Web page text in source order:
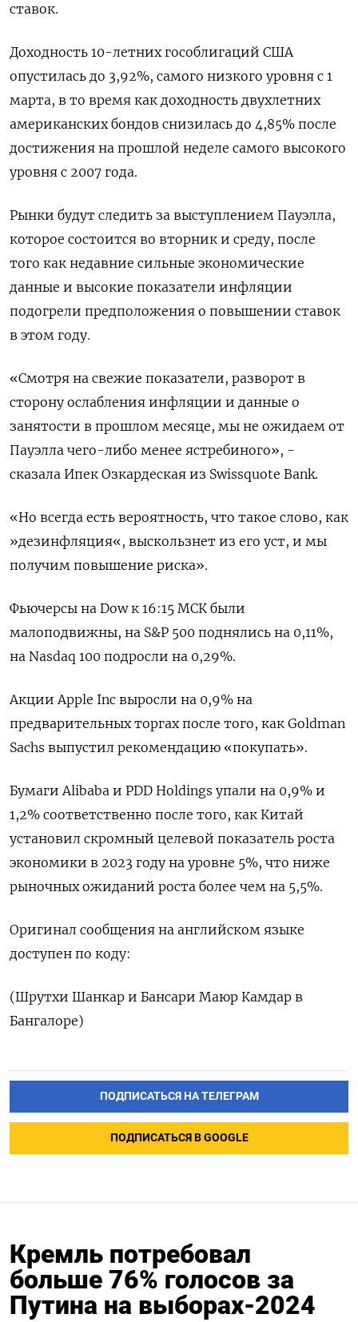
ставок.
Доходность 10-летних гособлигаций США
опустилась до 3,92%, самого низкого уровня с 1
марта, в то время как доходность двухлетних
американских бондов снизилась до 4,85% после
достижения на прошлой неделе самого высокого
уровня с 2007 года.
Рынки будут следить за выступлением Пауэлла,
которое состоится во вторник и среду, после
того как недавние сильные экономические
данные и высокие показатели инфляции
подогрели предположения о повышении ставок
в этом году.
«Смотря на свежие показатели, разворот в
сторону ослабления инфляции и данные о
занятости в прошлом месяце, мы не ожидаем от
Пауэлла чего-либо менее ястребиного», -
сказала Ипек Озкардеская из Swissquote Bank.
«Но всегда есть вероятность, что такое слово, как
»дезинфляция«, выскользнет из его уст, и мы
получим повышение риска».
Фьючерсы на Dow к 16:15 МСК были
малоподвижны, на S&P 500 поднялись на 0,11%,
на Nasdaq 100 подросли на 0,29%.
Акции Apple Inc выросли на 0,9% на
предварительных торгах после того, как Goldman
Sachs выпустил рекомендацию «покупать».
Бумаги Alibaba и PDD Holdings упали на 0,9% и
1,2% соответственно после того, как Китай
установил скромный целевой показатель роста
экономики в 2023 году на уровне 5%, что ниже
рыночных ожиданий роста более чем на 5,5%.
Оригинал сообщения на английском языке
доступен по коду:
(Шрутхи Шанкар и Бансари Маюр Камдар в
Бангалоре)
ПОДПИСАТЬСЯ НА ТЕЛЕГРАМ
ПОДПИСАТЬСЯ В GOOGLE
Кремль потребовал
больше 76% голосов за
Путина на выборах-2024